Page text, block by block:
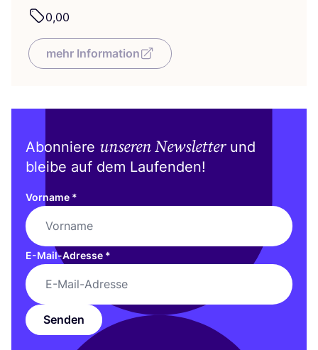
0,00
mehr Information
Abonniere unseren Newsletterund
bleibe auf dem Laufenden!
Vorname *
E-Mail-Adresse *
Senden